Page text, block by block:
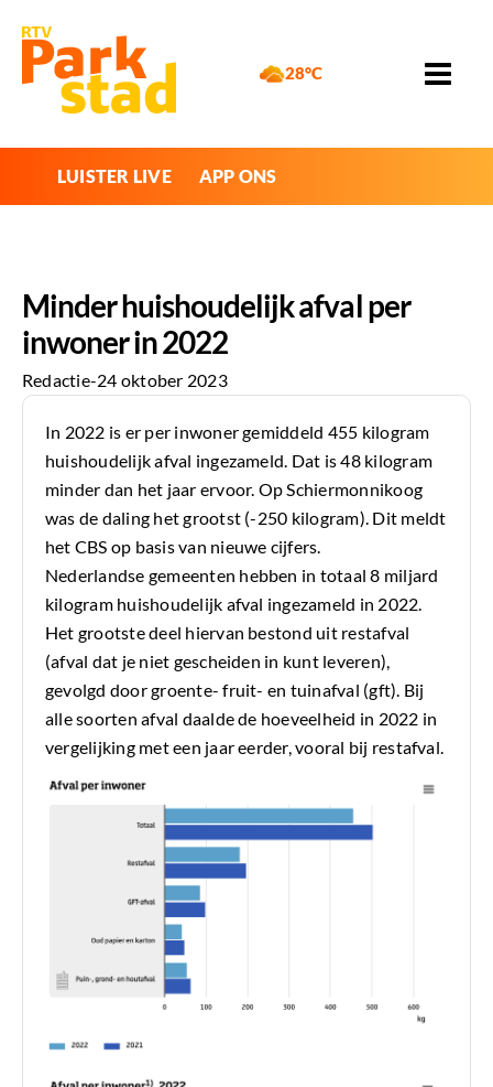
28°C
LUISTER LIVE APP ONS
Minder huishoudelijk afval per
inwoner in 2022
Redactie-24 oktober 2023
In 2022 is er per inwoner gemiddeld 455 kilogram
huishoudelijk afval ingezameld. Dat is 48 kilogram
minder dan het jaar ervoor. Op Schiermonnikoog
was de daling het grootst (-250 kilogram). Dit meldt
het CBS op basis van nieuwe cijfers.
Nederlandse gemeenten hebben in totaal 8 miljard
kilogram huishoudelijk afval ingezameld in 2022.
Het grootste deel hiervan bestond uit restafval
(afval dat je niet gescheiden in kunt leveren),
gevolgd door groente- fruit- en tuinafval (gft). Bij
alle soorten afval daalde de hoeveelheid in 2022 in
vergelijking met een jaar eerder, vooral bij restafval.